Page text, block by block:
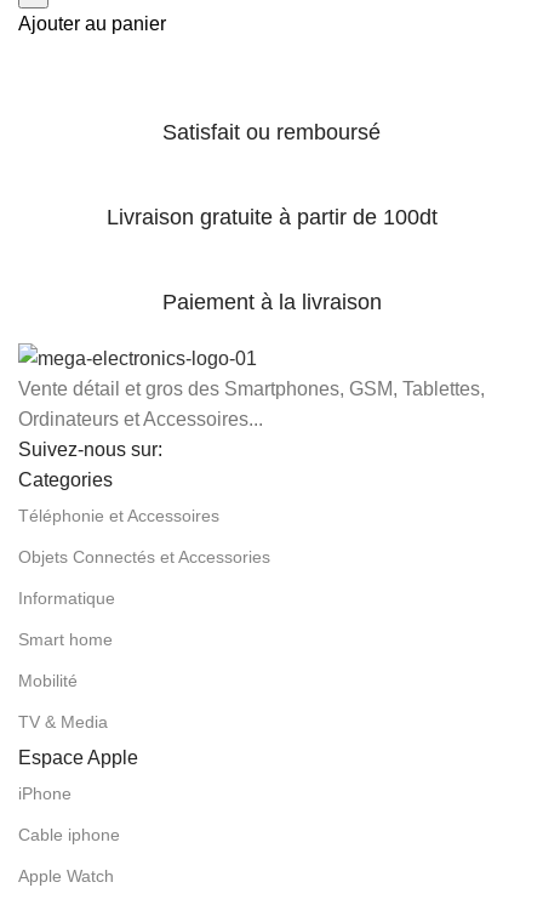
Ajouter au panier
Satisfait ou remboursé
Livraison gratuite à partir de 100dt
Paiement à la livraison
Vente détail et gros des Smartphones, GSM, Tablettes,
Ordinateurs et Accessoires...
Suivez-nous sur:
Categories
Téléphonie et Accessoires
Objets Connectés et Accessories
Informatique
Smart home
Mobilité
TV & Media
Espace Apple
iPhone
Cable iphone
Apple Watch